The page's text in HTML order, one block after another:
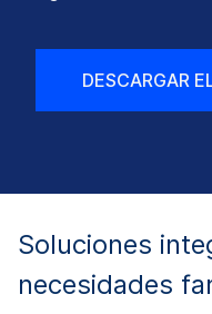
DESCARGAR
Soluciones
necesidades